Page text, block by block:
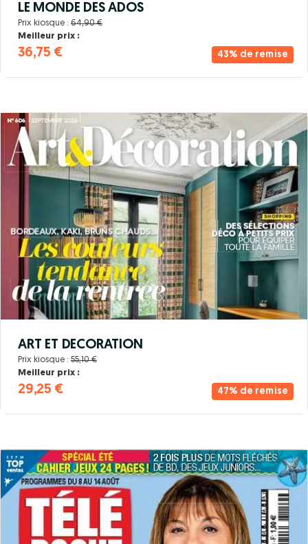
43% de remise
LE MONDE DES ADOS
Prix kiosque : 64,90 €
Meilleur prix :
36,75 €
47% de remise
ART ET DECORATION
Prix kiosque : 55,10 €
Meilleur prix :
29,25 €